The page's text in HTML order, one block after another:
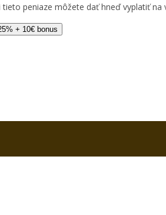
peniaze môžete dať hneď vyplatiť na
+ 10€ bonus